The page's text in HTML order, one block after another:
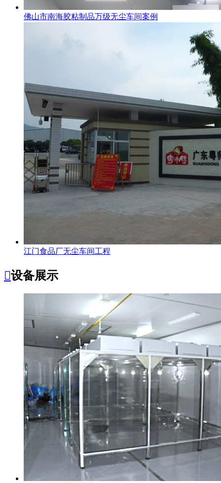
佛山市南海胶粘制品万级无尘车间案例
江门食品厂无尘车间工程
设备展示